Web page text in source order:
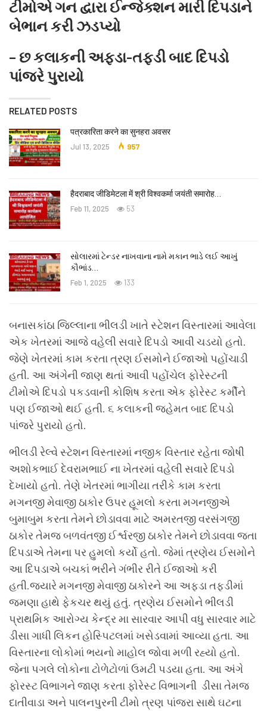
ટીમોએ ગન દ્વારા ઈન્જેક્શન મારી દિપડાને
બેભાન કરી ઝડપ્યો
– છ કલાકની અફડા-તફડી બાદ દિપડો
પાંજરે પુરાયો
RELATED POSTS
पत्रकारिता करने का सुनहरा अवसर
Jul 13, 2025 957
हैदराबाद जीडिमेटला में श्री विश्वकर्मा जयंती समारोह…
Feb 11, 2025 53
સોલારમાં ટેન્ડર નાખવાના નામે મકાન ભાડે લઈ આખું
કૌભાંડ…
Feb 1, 2025 133
બનાસકાંઠા જિલ્લાના ભીલડી ખાતે સ્ટેશન વિસ્તારમાં આવેલા
એક ખેતરમાં આજે વહેલી સવારે દિપડો આવી ચડયો હતો.
જેણે ખેતરમાં કામ કરતા ત્રણ ઈસમોને ઈજાઓ પહોંચાડી
હતી. આ અંગેની જાણ થતાં આવી પહોંચેલ ફોરેસ્ટની
ટીમોએ દિપડો પકડવાની કોશિષ કરતા એક ફોરેસ્ટ કર્મીને
પણ ઈજાઓ થઈ હતી. ૬ કલાકની જહેમત બાદ દિપડો
પાંજરે પુરાયો હતો.
ભીલડી રેલ્વે સ્ટેશન વિસ્તારમાં નજીક વિસ્તાર રહેતા જોષી
અશોકભાઈ દેવરામભાઈ ના ખેતરમાં વહેલી સવારે દિપડો
દેખાયો હતો. તેણે ખેતરમાં ભાગીયા તરીકે કામ કરતા
મગનજી મેવાજી ઠાકોર ઉપર હૂમલો કરતા મગનજીએ
બુમાબુમ કરતા તેમને છોડાવવા માટે અમરતજી વરસંગજી
ઠાકોર તેમજ બળવંતજી ઈર્શ્વરજી ઠાકોર તેમને છોડાવવા જતા
દિપડાએ તેમના પર હુમલો કર્યો હતો. જેમાં ત્રણેય ઈસમોને
આ દિપડાએ બચકાં ભરીને ગંભીર રીતે ઈજાઓ કરી
હતી.જયારે મગનજી મેવાજી ઠાકોરને આ અફડા તફડીમાં
જમણા હાથે ફેકચર થયું હતું. ત્રણેય ઈસમોને ભીલડી
પ્રાથમિક આરોગ્ય કેન્દ્ર મા સારવાર આપી વધુ સારવાર માટે
ડીસા ગાધી લિકન હોસ્પિટલમાં ખસેડવામાં આવ્યા હતા. આ
વિસ્તારના લોકોમાં ભયનો માહોલ જોવા મળી રહ્યો હતો.
જેના પગલે લોકોના ટોળેટોળાં ઉમટી પડયા હતા. આ અંગે
ફોરસ્ટ વિભાગને જાણ કરતા ફોરેસ્ટ વિભાગની ડીસા તેમજ
દાતીવાડા અને પાલનપુરની ટીમો ત્રણ પાંજરા સાથે ઘટના